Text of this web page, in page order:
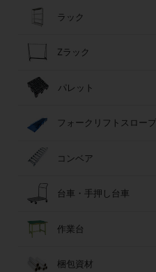
ラック
Zラック
パレット
フォークリフトスロープ
コンベア
台車・手押し台車
作業台
梱包資材